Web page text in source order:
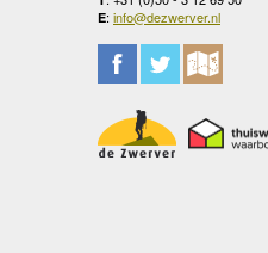
E: info@dezwerver.nl